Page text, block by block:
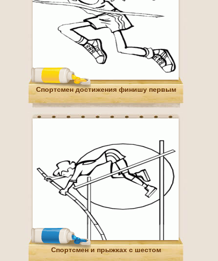
Спортсмен достижения финишу первым
Спортсмен и прыжках с шестом